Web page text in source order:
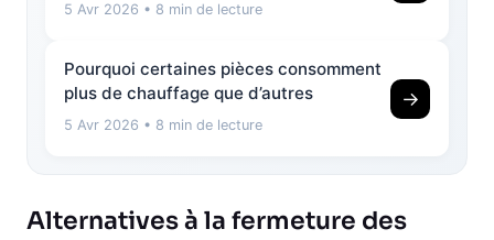
5 Avr 2026 • 8 min de lecture
Pourquoi certaines pièces consomment
plus de chauffage que d’autres
5 Avr 2026 • 8 min de lecture
→
Alternatives à la fermeture des